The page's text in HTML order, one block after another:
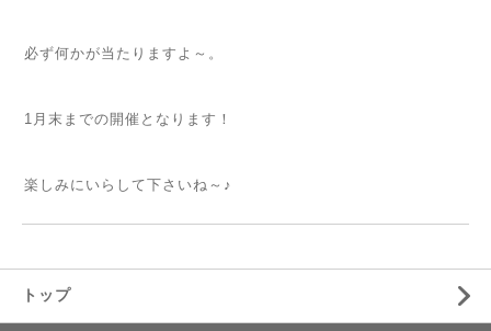
必ず何かが当たりますよ～。
1月末までの開催となります！
楽しみにいらして下さいね～♪
トップ